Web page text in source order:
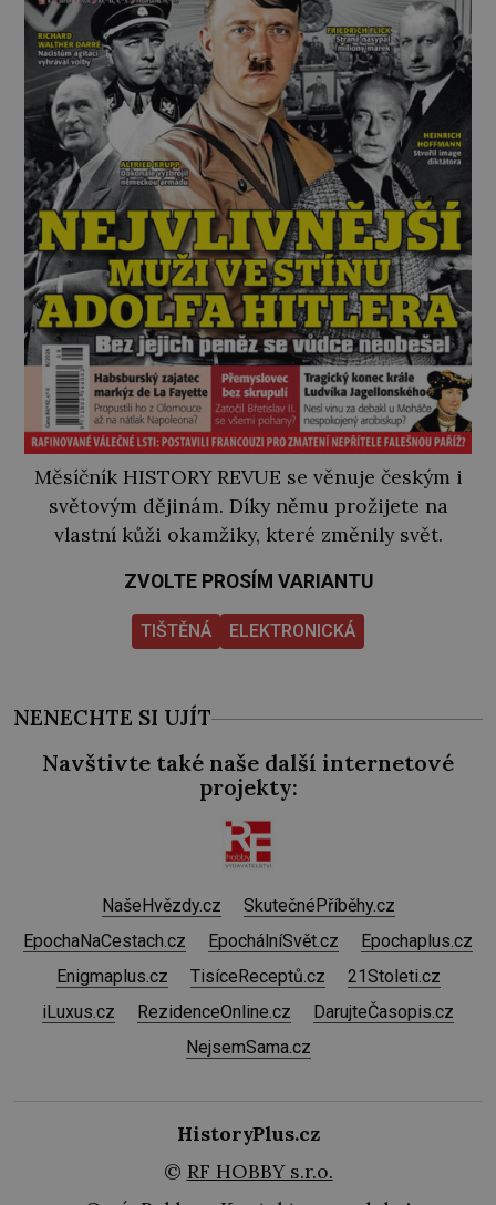
Měsíčník HISTORY REVUE se věnuje českým i
světovým dějinám. Díky němu prožijete na
vlastní kůži okamžiky, které změnily svět.
ZVOLTE PROSÍM VARIANTU
TIŠTĚNÁ ELEKTRONICKÁ
NENECHTE SI UJÍT
Navštivte také naše další internetové
projekty:
NašeHvězdy.cz
SkutečnéPříběhy.cz
EpochaNaCestach.cz
EpochálníSvět.cz
Epochaplus.cz
Enigmaplus.cz
TisíceReceptů.cz
21Stoleti.cz
iLuxus.cz
RezidenceOnline.cz
DarujteČasopis.cz
NejsemSama.cz
HistoryPlus.cz
© RF HOBBY s.r.o.